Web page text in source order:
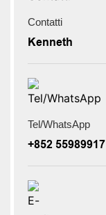
Contatti
Kenneth
Tel/WhatsApp
+852 55989917